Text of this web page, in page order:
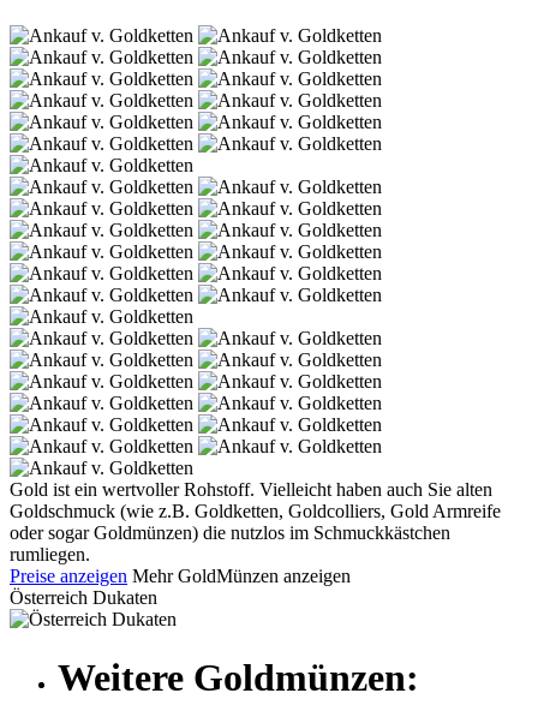
Gold ist ein wertvoller Rohstoff. Vielleicht haben auch Sie alten
Goldschmuck (wie z.B. Goldketten, Goldcolliers, Gold Armreife
oder sogar Goldmünzen) die nutzlos im Schmuckkästchen
rumliegen.
Preise anzeigen Mehr GoldMünzen anzeigen
Österreich Dukaten
Weitere Goldmünzen: